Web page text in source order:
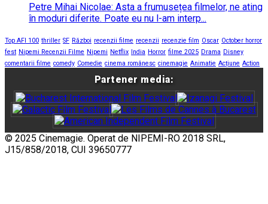
Petre Mihai Nicolae: Asta a frumusețea filmelor, ne ating
în moduri diferite. Poate eu nu l-am interp...
Top AFI 100 thriller SF Război recenzii filme recenzii recenzie film Oscar October horror
fest Nipemi Recenzii Filme Nipemi Netflix India Horror filme 2025 Drama Disney
comentarii filme comedy Comedie cinema românesc cinemagie Animatie Acțiune Action
Partener media:
© 2025 Cinemagie. Operat de NIPEMI-RO 2018 SRL,
J15/858/2018, CUI 39650777